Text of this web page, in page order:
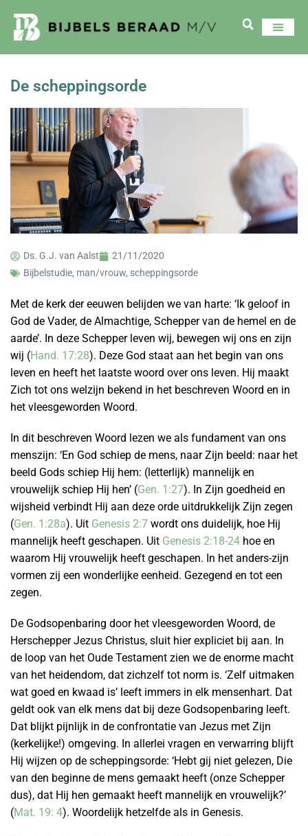
De scheppingsorde
Ds. G.J. van Aalst
21/11/2020
Bijbelstudie, man/vrouw, scheppingsorde
Met de kerk der eeuwen belijden we van harte: ‘Ik geloof in
God de Vader, de Almachtige, Schepper van de hemel en de
aarde’. In deze Schepper leven wij, bewegen wij ons en zijn
wij (Hand. 17:28). Deze God staat aan het begin van ons
leven en heeft het laatste woord over ons leven. Hij maakt
Zich tot ons welzijn bekend in het beschreven Woord en in
het vleesgeworden Woord.
In dit beschreven Woord lezen we als fundament van ons
menszijn: ‘En God schiep de mens, naar Zijn beeld: naar het
beeld Gods schiep Hij hem: (letterlijk) mannelijk en
vrouwelijk schiep Hij hen’ (Gen. 1:27). In Zijn goedheid en
wijsheid verbindt Hij aan deze orde uitdrukkelijk Zijn zegen
(Gen. 1:28a). Uit Genesis 2:7 wordt ons duidelijk, hoe Hij
mannelijk heeft geschapen. Uit Genesis 2:18-24 hoe en
waarom Hij vrouwelijk heeft geschapen. In het anders-zijn
vormen zij een wonderlijke eenheid. Gezegend en tot een
zegen.
De Godsopenbaring door het vleesgeworden Woord, de
Herschepper Jezus Christus, sluit hier expliciet bij aan. In
de loop van het Oude Testament zien we de enorme macht
van het heidendom, dat zichzelf tot norm is. ‘Zelf uitmaken
wat goed en kwaad is’ leeft immers in elk mensenhart. Dat
geldt ook van elk mens dat bij deze Godsopenbaring leeft.
Dat blijkt pijnlijk in de confrontatie van Jezus met Zijn
(kerkelijke!) omgeving. In allerlei vragen en verwarring blijft
Hij wijzen op de scheppingsorde: ‘Hebt gij niet gelezen, Die
van den beginne de mens gemaakt heeft (onze Schepper
dus), dat Hij hen gemaakt heeft mannelijk en vrouwelijk?’
(Mat. 19: 4). Woordelijk hetzelfde als in Genesis.